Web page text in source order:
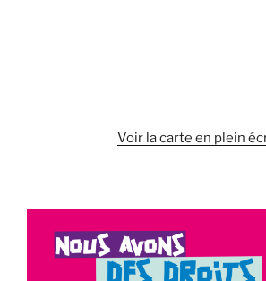
Voir la carte en plein